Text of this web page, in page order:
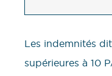
Les indemnités
supérieures à 10